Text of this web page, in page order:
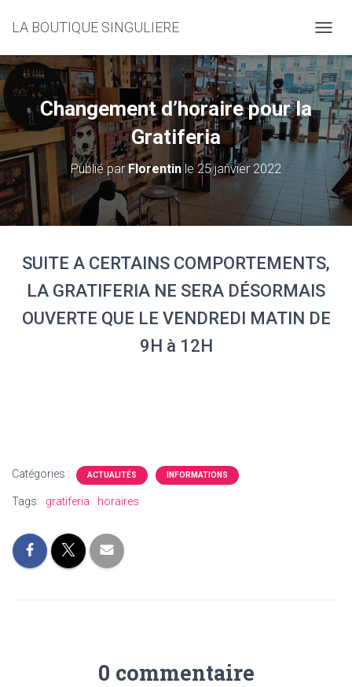
LA BOUTIQUE SINGULIERE
É
P
L
I
R
L
N
A
V
T
O
Changement d’horaire pour la
Gratiferia
Publié parFlorentin le25 janvier 2022
SUITE A CERTAINS COMPORTEMENTS,
LA GRATIFERIA NE SERA DÉSORMAIS
OUVERTE QUE LE VENDREDI MATIN DE
9H à 12H
Catégories : ACTUALITÉS INFORMATIONS
Tags: gratiferia horaires
0 commentaire